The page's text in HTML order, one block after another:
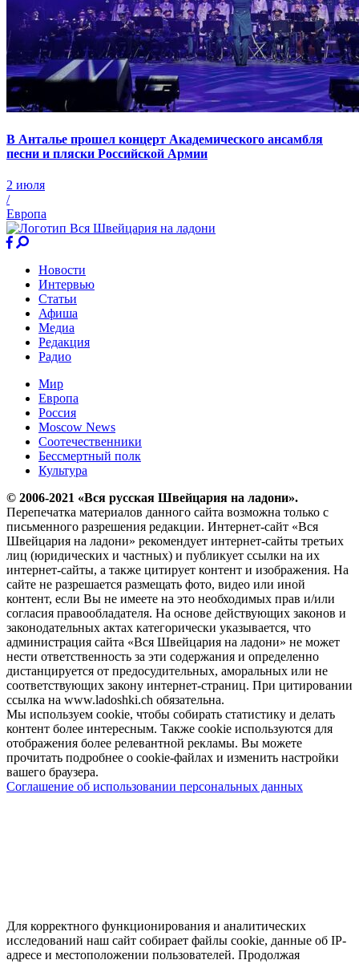
В Анталье прошел концерт Академического ансамбля
песни и пляски Российской Армии
2 июля
/
Европа
Новости
Интервью
Статьи
Афиша
Медиа
Редакция
Радио
Мир
Европа
Россия
Moscow News
Соотечественники
Бессмертный полк
Культура
© 2006-2021 «Вся русская Швейцария на ладони».
Перепечатка материалов данного сайта возможна только с
письменного разрешения редакции. Интернет-сайт «Вся
Швейцария на ладони» рекомендует интернет-сайты третьих
лиц (юридических и частных) и публикует ссылки на их
интернет-сайты, а также цитирует контент и изображения. На
сайте не разрешается размещать фото, видео или иной
контент, если Вы не имеете на это необходимых прав и/или
согласия правообладателя. На основе действующих законов и
законодательных актах категорически указывается, что
администрация сайта «Вся Швейцария на ладони» не может
нести ответственность за эти содержания и определенно
дистанцируется от предосудительных, аморальных или не
соответствующих закону интернет-страниц. При цитировании
ссылка на www.ladoshki.ch обязательна.
Мы используем cookie, чтобы собирать статистику и делать
контент более интересным. Также cookie используются для
отображения более релевантной рекламы. Вы можете
прочитать подробнее о cookie-файлах и изменить настройки
вашего браузера.
Соглашение об использовании персональных данных
Для корректного функционирования и аналитических
исследований наш сайт собирает файлы cookie, данные об IP-
адресе и местоположении пользователей. Продолжая